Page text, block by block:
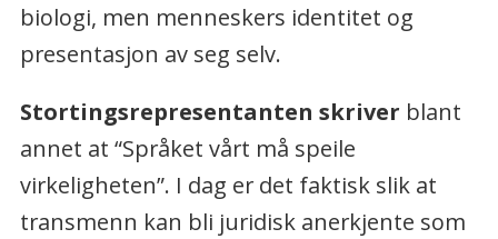
biologi, men menneskers identitet og
presentasjon av seg selv.
Stortingsrepresentanten skriver blant
annet at “Språket vårt må speile
virkeligheten”. I dag er det faktisk slik at
transmenn kan bli juridisk anerkjente som